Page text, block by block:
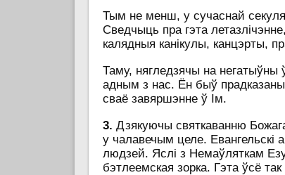
Тым не менш, у сучаснай
Сведчыць пра гэта
калядныя канікулы, канцэрты,
Таму, нягледзячы на
адным з нас. Ён быў прадказаны
сваё завяршэнне ў Ім.
3. Дзякуючы святкаванню
у чалавечым целе. Евангельскі
людзей. Яслі з Немаўляткам
бэтлеемская зорка. Гэта ўсё